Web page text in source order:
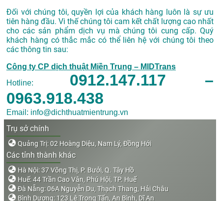
Đối với chúng tôi, quyền lợi của khách hàng luôn là sự ưu
tiên hàng đầu. Vi thế chúng tôi cam kết chất lượng cao nhất
cho các sản phẩm dịch vụ mà chúng tôi cung cấp. Quý
khách hàng có thắc mắc có thể liên hệ với chúng tôi theo
các thông tin sau:
Công ty CP dịch thuật Miền Trung – MIDTrans
Hotline: 0912.147.117 –
0963.918.438
Email: info@dichthuatmientrung.vn
Trụ sở chính
Quảng Trị: 02 Hoàng Diệu, Nam Lý, Đồng Hới
Các tỉnh thành khác
Hà Nội: 37 Võng Thị, P. Bưởi, Q. Tây Hồ
Huế: 44 Trần Cao Vân, Phú Hội, TP. Huế
Đà Nẵng: 06A Nguyễn Du, Thạch Thang, Hải Châu
Bình Dương: 123 Lê Trọng Tấn, An Bình, Dĩ An